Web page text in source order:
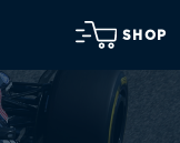
SHOP